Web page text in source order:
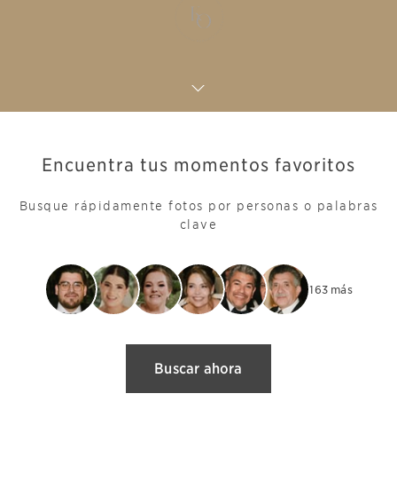
Encuentra tus momentos favoritos
Busque rápidamente fotos por personas o palabras
clave
+ 163 más
Buscar ahora